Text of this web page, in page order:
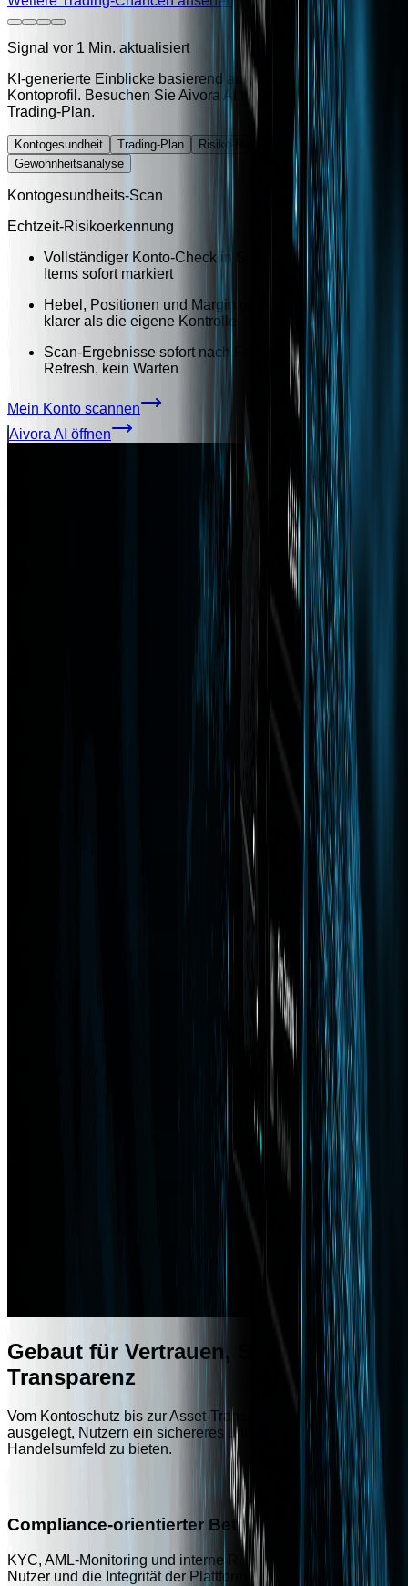
Signal vor 1 Min. aktualisiert
KI-generierte Einblicke basierend auf einem Standard-
Kontoprofil. Besuchen Sie Aivora AI für Ihren personalisierten
Trading-Plan.
Kontogesundheit Trading-Plan
Risiko-Rebalancing
Gewohnheitsanalyse
Kontogesundheits-Scan
Echtzeit-Risikoerkennung
Vollständiger Konto-Check in Sekunden — Hochrisiko-
Items sofort markiert
Hebel, Positionen und Margin gemeinsam geprüft —
klarer als die eigene Kontrolle
Scan-Ergebnisse sofort nach Fertigstellung — kein
Refresh, kein Warten
Mein Konto scannen
Aivora AI öffnen
Gebaut für Vertrauen, Sicherheit und
Transparenz
Vom Kontoschutz bis zur Asset-Transparenz ist Aivora darauf
ausgelegt, Nutzern ein sichereres und kontrollierteres
Handelsumfeld zu bieten.
Compliance-orientierter Betrieb
KYC, AML-Monitoring und interne Risikokontrollen schützen
Nutzer und die Integrität der Plattform.